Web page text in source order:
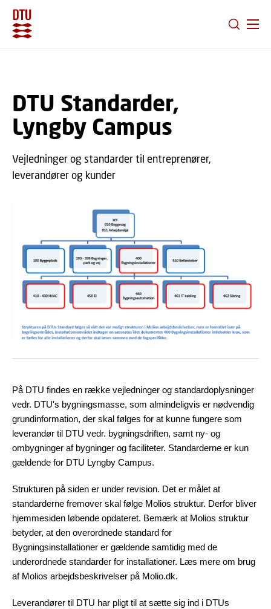
DTU Standarder,
Lyngby Campus
Vejledninger og standarder til entreprenører,
leverandører og kunder
På DTU findes en række vejledninger og standardoplysninger
vedr. DTU's bygningsmasse, som almindeligvis er nødvendig
grundinformation, der skal følges for at kunne fungere som
leverandør til DTU vedr. bygningsdriften, samt ny- og
ombygninger af bygninger og faciliteter. Standarderne er kun
gældende for DTU Lyngby Campus.
Strukturen på siden er under revision. Det er målet at
standarderne fremover skal følge Molios struktur. Derfor bliver
hjemmesiden løbende opdateret. Bemærk at Molios struktur
betyder, at den overordnede standard for
Bygningsinstallationer er gældende samtidig med de
underordnede standarder for installationer. Læs mere om brug
af Molios arbejdsbeskrivelser på Molio.dk.
Leverandører til DTU har pligt til at sætte sig ind i DTUs